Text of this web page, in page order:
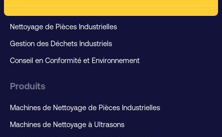
Services
Nettoyage de Pièces Industrielles
Gestion des Déchets Industriels
Conseil en Conformité et Environnement
Produits
Machines de Nettoyage de Pièces Industrielles
Machines de Nettoyage à Ultrasons